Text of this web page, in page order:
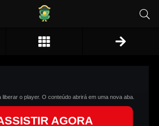
liberar o player. O conteúdo abrirá em uma nova aba.
AGORA